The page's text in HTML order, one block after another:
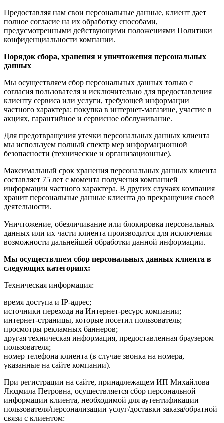
Предоставляя нам свои персональные данные, клиент дает
полное согласие на их обработку способами,
предусмотренными действующими положениями Политики
конфиденциальности компании.
Порядок сбора, хранения и уничтожения персональных
данных
Мы осуществляем сбор персональных данных только с
согласия пользователя и исключительно для предоставления
клиенту сервиса или услуги, требующей информации
частного характера: покупка в интернет-магазине, участие в
акциях, гарантийное и сервисное обслуживание.
Для предотвращения утечки персональных данных клиента
мы используем полный спектр мер информационной
безопасности (технические и организационные).
Максимальный срок хранения персональных данных клиента
составляет 75 лет с момента получения компанией
информации частного характера. В других случаях компания
хранит персональные данные клиента до прекращения своей
деятельности.
Уничтожение, обезличивание или блокировка персональных
данных или их части клиента производится для исключения
возможности дальнейшей обработки данной информации.
Мы осуществляем сбор персональных данных клиента в
следующих категориях:
Техническая информация:
время доступа и IP-адрес;
источники перехода на Интернет-ресурс компании;
интернет-страницы, которые посетил пользователь;
просмотры рекламных баннеров;
другая техническая информация, предоставленная браузером
пользователя;
номер телефона клиента (в случае звонка на номера,
указанные на сайте компании).
При регистрации на сайте, принадлежащем ИП Михайлова
Людмила Петровна, осуществляется сбор персональной
информации клиента, необходимой для аутентификации
пользователя/персонализации услуг/доставки заказа/обратной
связи с клиентом: